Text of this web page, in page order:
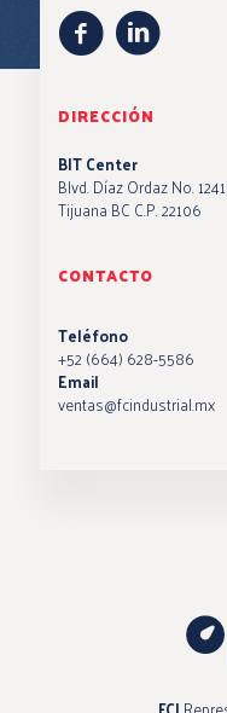
DIRECCIÓN
BIT Center
Blvd. Díaz Ordaz No.
Tijuana BC C.P. 22106
CONTACTO
Teléfono
+52 (664) 628-5586
Email
ventas@fcindustrial.mx